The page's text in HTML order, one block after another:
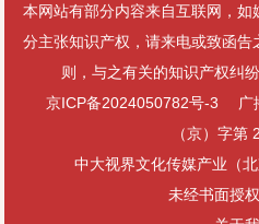
本网站有部分内容来自互联网，
分主张知识产权，请来电或致函
则，与之有关的知识产权纠
京ICP备2024050782号-3
广
（京）字第
中大视界文化传媒产业（
未经书面授